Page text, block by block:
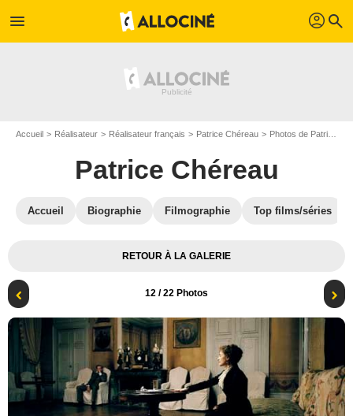
menu profil search
Accueil Réalisateur Réalisateur français Patrice Chéreau Photos de Patrice Chéreau
Patrice Chéreau
Accueil Biographie Filmographie Top films/séries
RETOUR À LA GALERIE
12 / 22 Photos